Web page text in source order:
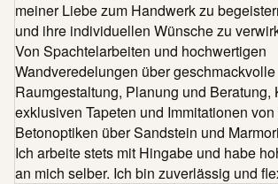
meiner Liebe zum Handwerk zu
und ihre individuellen Wünsche zu
Von Spachtelarbeiten und hochwertigen
Wandveredelungen über geschmackvolle
Raumgestaltung, Planung und Beratung,
exklusiven Tapeten und Immitationen von
Betonoptiken über Sandstein und
Ich arbeite stets mit Hingabe und habe
an mich selber. Ich bin zuverlässig und